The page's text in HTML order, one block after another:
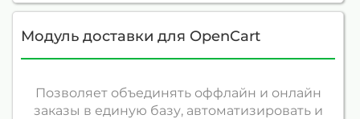
Модуль доставки для OpenCart
Позволяет объединять оффлайн и онлайн
заказы в единую базу, автоматизировать и